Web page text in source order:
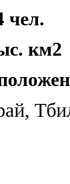
чел.
км2